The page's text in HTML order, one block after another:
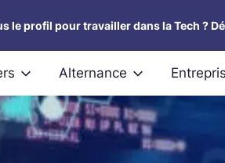
le profil pour travailler dans la Tech ?
Alternance